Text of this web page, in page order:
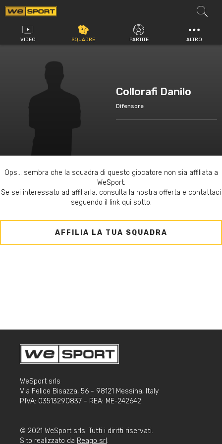
Vai
al
contenuto
VIDEO SQUADRE PARTITE ALTRO
Collorafi Danilo
Difensore
Ops... sembra che la squadra di questo giocatore non sia affiliata a
WeSport.
Se sei interessato ad affiliarla, consulta la nostra offerta e contattaci
seguendo il link qui sotto.
AFFILIA LA TUA SQUADRA
WeSport srls
Via Felice Bisazza, 56 - 98121 Messina, Italy
P.IVA: 03513290837 - REA: ME-242642
© 2021 WeSport srls. Tutti i diritti riservati.
Sito realizzato da Reago srl .